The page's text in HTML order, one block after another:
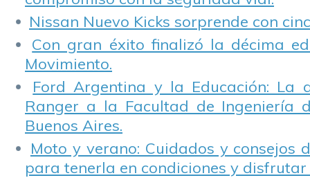
Nissan Nuevo Kicks sorprende con
Con gran éxito finalizó la décima
Movimiento.
Ford Argentina y la Educación: La
Ranger a la Facultad de Ingeniería
Buenos Aires.
Moto y verano: Cuidados y consejos
para tenerla en condiciones y disfrutar